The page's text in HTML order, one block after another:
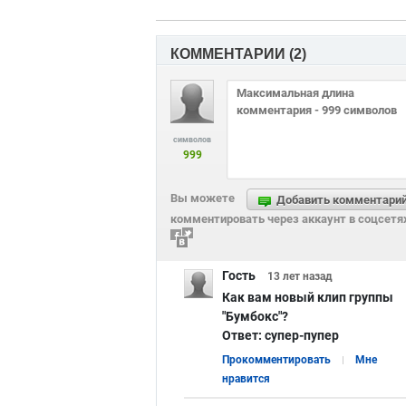
КОММЕНТАРИИ (2)
символов
999
Добавить
Вы можете
комментировать через аккаунт в
Гость 13 лет назад
Как вам новый клип группы
"Бумбокс"?
Ответ: супер-пупер
Прокомментировать
Мне
нравится